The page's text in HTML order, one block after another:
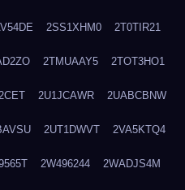
2SS1XHM0 2T0TIR21
2TMUAAY5 2TOT3HO1
2U1JCAWR 2UABCBNW
2UT1DWVT 2VA5KTQ4
2W496244 2WADJS4M